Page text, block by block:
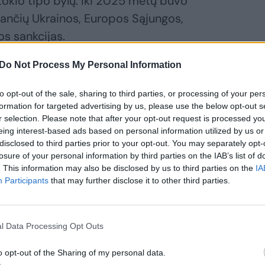
Do Not Process My Personal Information
opt-out of the sale, sharing to third parties, or processing of your
for targeted advertising by us, please use the below opt-out
selection. Please note that after your opt-out request is processed
interest-based ads based on personal information utilized by us
to third parties prior to your opt-out. You may separately
of your personal information by third parties on the IAB’s list of
This information may also be disclosed by us to third parties on the
Participants that may further disclose it to other third parties.
Data Processing Opt Outs
opt-out of the Sharing of my personal data.
Ukrainos, Europos Sąjungos,
sankcijas.
siekia apie 40,8 mlrd. eurų. Tikrasis
kurtos atsižvelgiant į nacionalinio
susiję asmenys gali jomis
ir reikalauti didžiulių kompensacijų.
skaityti